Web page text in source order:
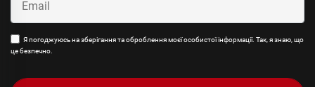
Я погоджуюсь на зберігання та оброблення моєї особистої інформації. Так, я знаю, що
це безпечно.